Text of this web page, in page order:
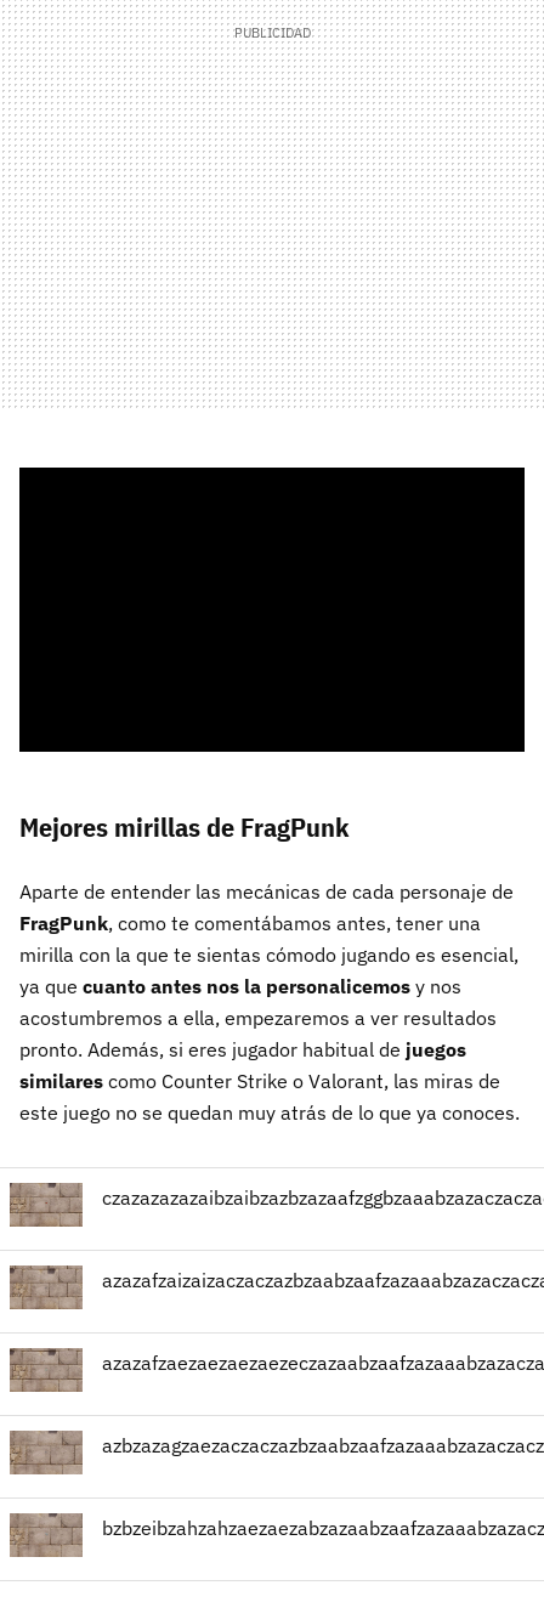
Mejores mirillas de FragPunk
Aparte de entender las mecánicas de cada personaje de
FragPunk, como te comentábamos antes, tener una
mirilla con la que te sientas cómodo jugando es esencial,
ya que cuanto antes nos la personalicemos y nos
acostumbremos a ella, empezaremos a ver resultados
pronto. Además, si eres jugador habitual de juegos
similares como Counter Strike o Valorant, las miras de
este juego no se quedan muy atrás de lo que ya conoces.